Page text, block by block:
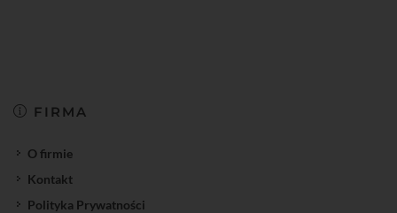
FIRMA
O firmie
Kontakt
Polityka Prywatności